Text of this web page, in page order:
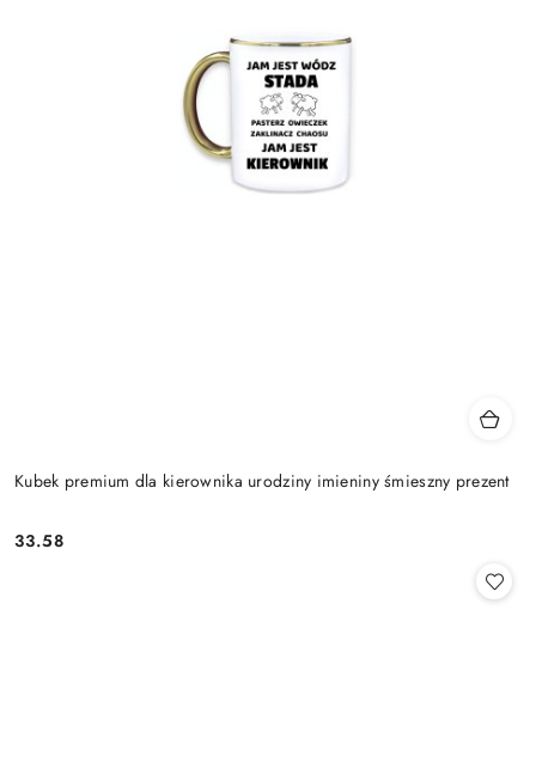
Kubek premium dla kierownika urodziny imieniny śmieszny prezent
Cena:
33.58